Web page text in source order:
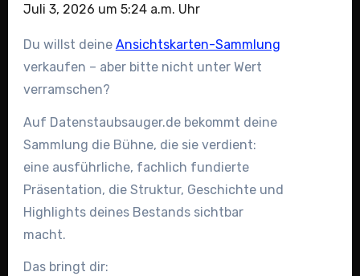
Juli 3, 2026 um 5:24 a.m. Uhr
Du willst deine Ansichtskarten-Sammlung
verkaufen – aber bitte nicht unter Wert
verramschen?
Auf Datenstaubsauger.de bekommt deine
Sammlung die Bühne, die sie verdient:
eine ausführliche, fachlich fundierte
Präsentation, die Struktur, Geschichte und
Highlights deines Bestands sichtbar
macht.
Das bringt dir: